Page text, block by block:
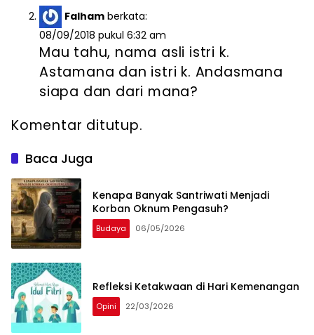
Falham berkata:
08/09/2018 pukul 6:32 am
Mau tahu, nama asli istri k.
Astamana dan istri k. Andasmana
siapa dan dari mana?
Komentar ditutup.
Baca Juga
Kenapa Banyak Santriwati Menjadi
Korban Oknum Pengasuh?
Budaya 06/05/2026
Refleksi Ketakwaan di Hari Kemenangan
Opini 22/03/2026